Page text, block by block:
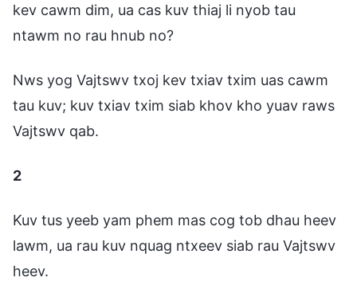
kev cawm dim, ua cas kuv thiaj li nyob tau
ntawm no rau hnub no?
Nws yog Vajtswv txoj kev txiav txim uas cawm
tau kuv; kuv txiav txim siab khov kho yuav raws
Vajtswv qab.
2
Kuv tus yeeb yam phem mas cog tob dhau heev
lawm, ua rau kuv nquag ntxeev siab rau Vajtswv
heev.